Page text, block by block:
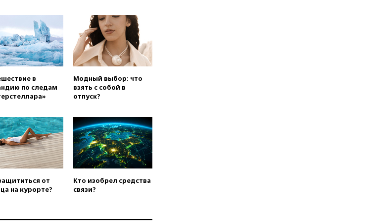
России
вчера, 19:45ISU предоставил
нейтральный статус
фигуристкам Валиевой и
Трусовой
впервые совершил
официальный визит в Сербию
Альпах
вчера, 19:00Открытое
горение на складе в Брянске
ликвидировано
вчера, 18:55Минобороны
отчиталось об ударах по двум
украинским сухогрузам в
в
по следам
Модный выбор: что
взять с собой в
отпуск?
от
на курорте?
Кто изобрел средства
связи?